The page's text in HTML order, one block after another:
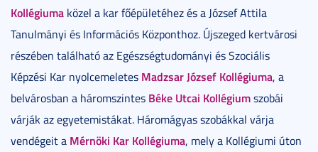
Kollégiuma közel a kar főépületéhez és a József Attila
Tanulmányi és Információs Központhoz. Újszeged kertvárosi
részében található az Egészségtudományi és Szociális
Képzési Kar nyolcemeletes Madzsar József Kollégiuma, a
belvárosban a háromszintes Béke Utcai Kollégiumszobái
várják az egyetemistákat. Háromágyas szobákkal várja
vendégeit a Mérnöki Kar Kollégiuma, mely a Kollégiumi úton